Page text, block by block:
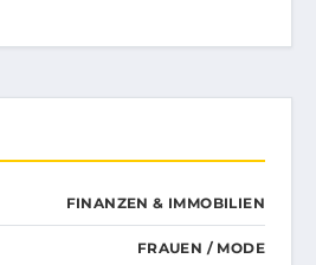
FINANZEN & IMMOBILIEN
FRAUEN / MODE